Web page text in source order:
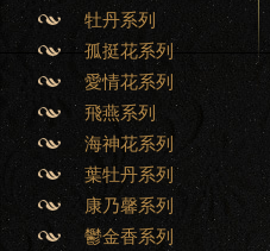
牡丹系列
孤挺花系列
愛情花系列
飛燕系列
海神花系列
葉牡丹系列
康乃馨系列
鬱金香系列